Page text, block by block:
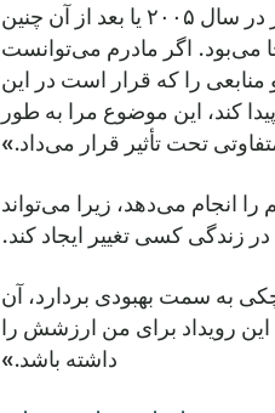
او گفت: «باید فکر کنم که اگر در سال ۲۰۰۵ یا بعد از آن چنین
می‌بود. اگر مادرم می‌توانست
را که قرار است در این
کند، این موضوع مرا به طور
تحت تأثیر قرار می‌داد.»
را انجام می‌دهد، زیرا می‌تواند
در زندگی کسی تغییر ایجاد کند.
به سمت بهبودی بردارد، آن
رویداد برای من ارزشش را
داشته باشد.»